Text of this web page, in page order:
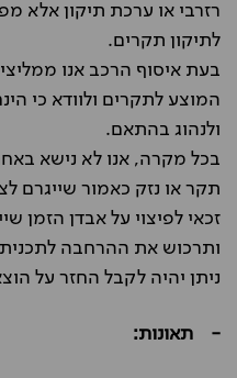
רזרבי או ערכת תיקון אלא
לתיקון תקרים.
בעת איסוף הרכב אנו
המוצע לתקרים ולוודא כי
ולנהוג בהתאם.
בכל מקרה, אנו לא נישא
תקר או נזק כאמור שייגרם
זכאי לפיצוי על אבדן הזמן
ותרכוש את ההרחבה לתכנית
ניתן יהיה לקבל החזר על
- תאונות: